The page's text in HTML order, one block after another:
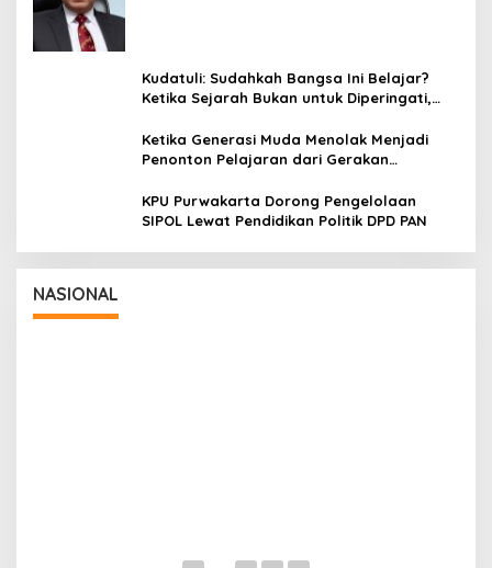
Kudatuli: Sudahkah Bangsa Ini Belajar?
Ketika Sejarah Bukan untuk Diperingati,
Ketika Generasi Muda Menolak Menjadi
Penonton Pelajaran dari Gerakan
KPU Purwakarta Dorong Pengelolaan
SIPOL Lewat Pendidikan Politik DPD PAN
NASIONAL
Negara Terima Warga Kehormatan dan
Brevet Korps Marinir
In Nasional